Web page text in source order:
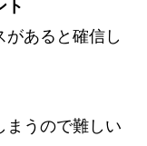
ト
があると確信し
まうので難しい